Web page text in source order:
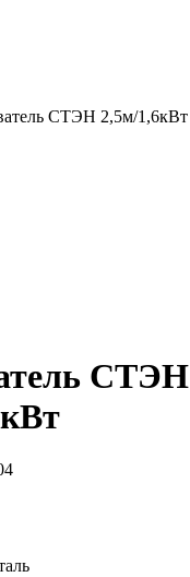
СТЭН 2,5м/1,6кВт
СТЭН